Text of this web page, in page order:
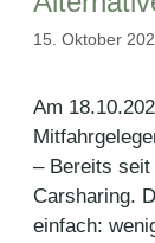
15. Oktober
Am
– Bereits seit
Carsharing.
einfach: